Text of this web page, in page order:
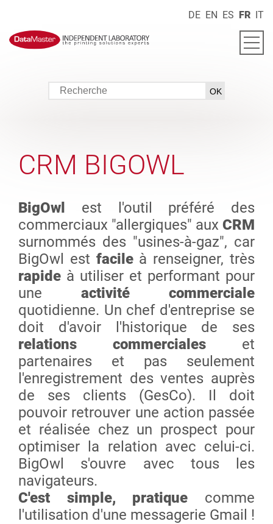
DE EN ES FR IT
CRM BIGOWL
BigOwl est l'outil préféré des
commerciaux "allergiques" aux CRM
surnommés des "usines-à-gaz", car
BigOwl est facile à renseigner, très
rapide à utiliser et performant pour
une activité commerciale
quotidienne. Un chef d'entreprise se
doit d'avoir l'historique de ses
relations commerciales et
partenaires et pas seulement
l'enregistrement des ventes auprès
de ses clients (GesCo). Il doit
pouvoir retrouver une action passée
et réalisée chez un prospect pour
optimiser la relation avec celui-ci.
BigOwl s'ouvre avec tous les
navigateurs.
C'est simple, pratique comme
l'utilisation d'une messagerie Gmail !